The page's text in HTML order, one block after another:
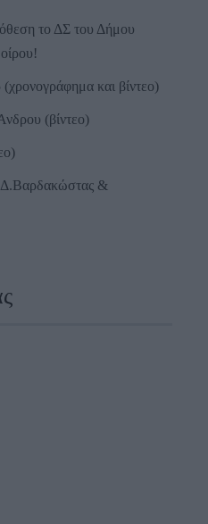
το ΔΣ του Δήμου
και βίντεο)
(βίντεο)
Δ.Βαρδακώστας &